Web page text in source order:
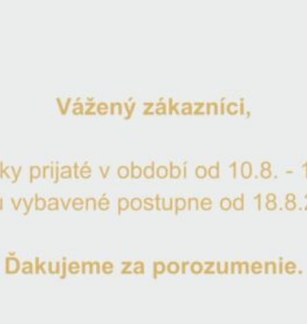
Výročný pohár 80 na šampanské